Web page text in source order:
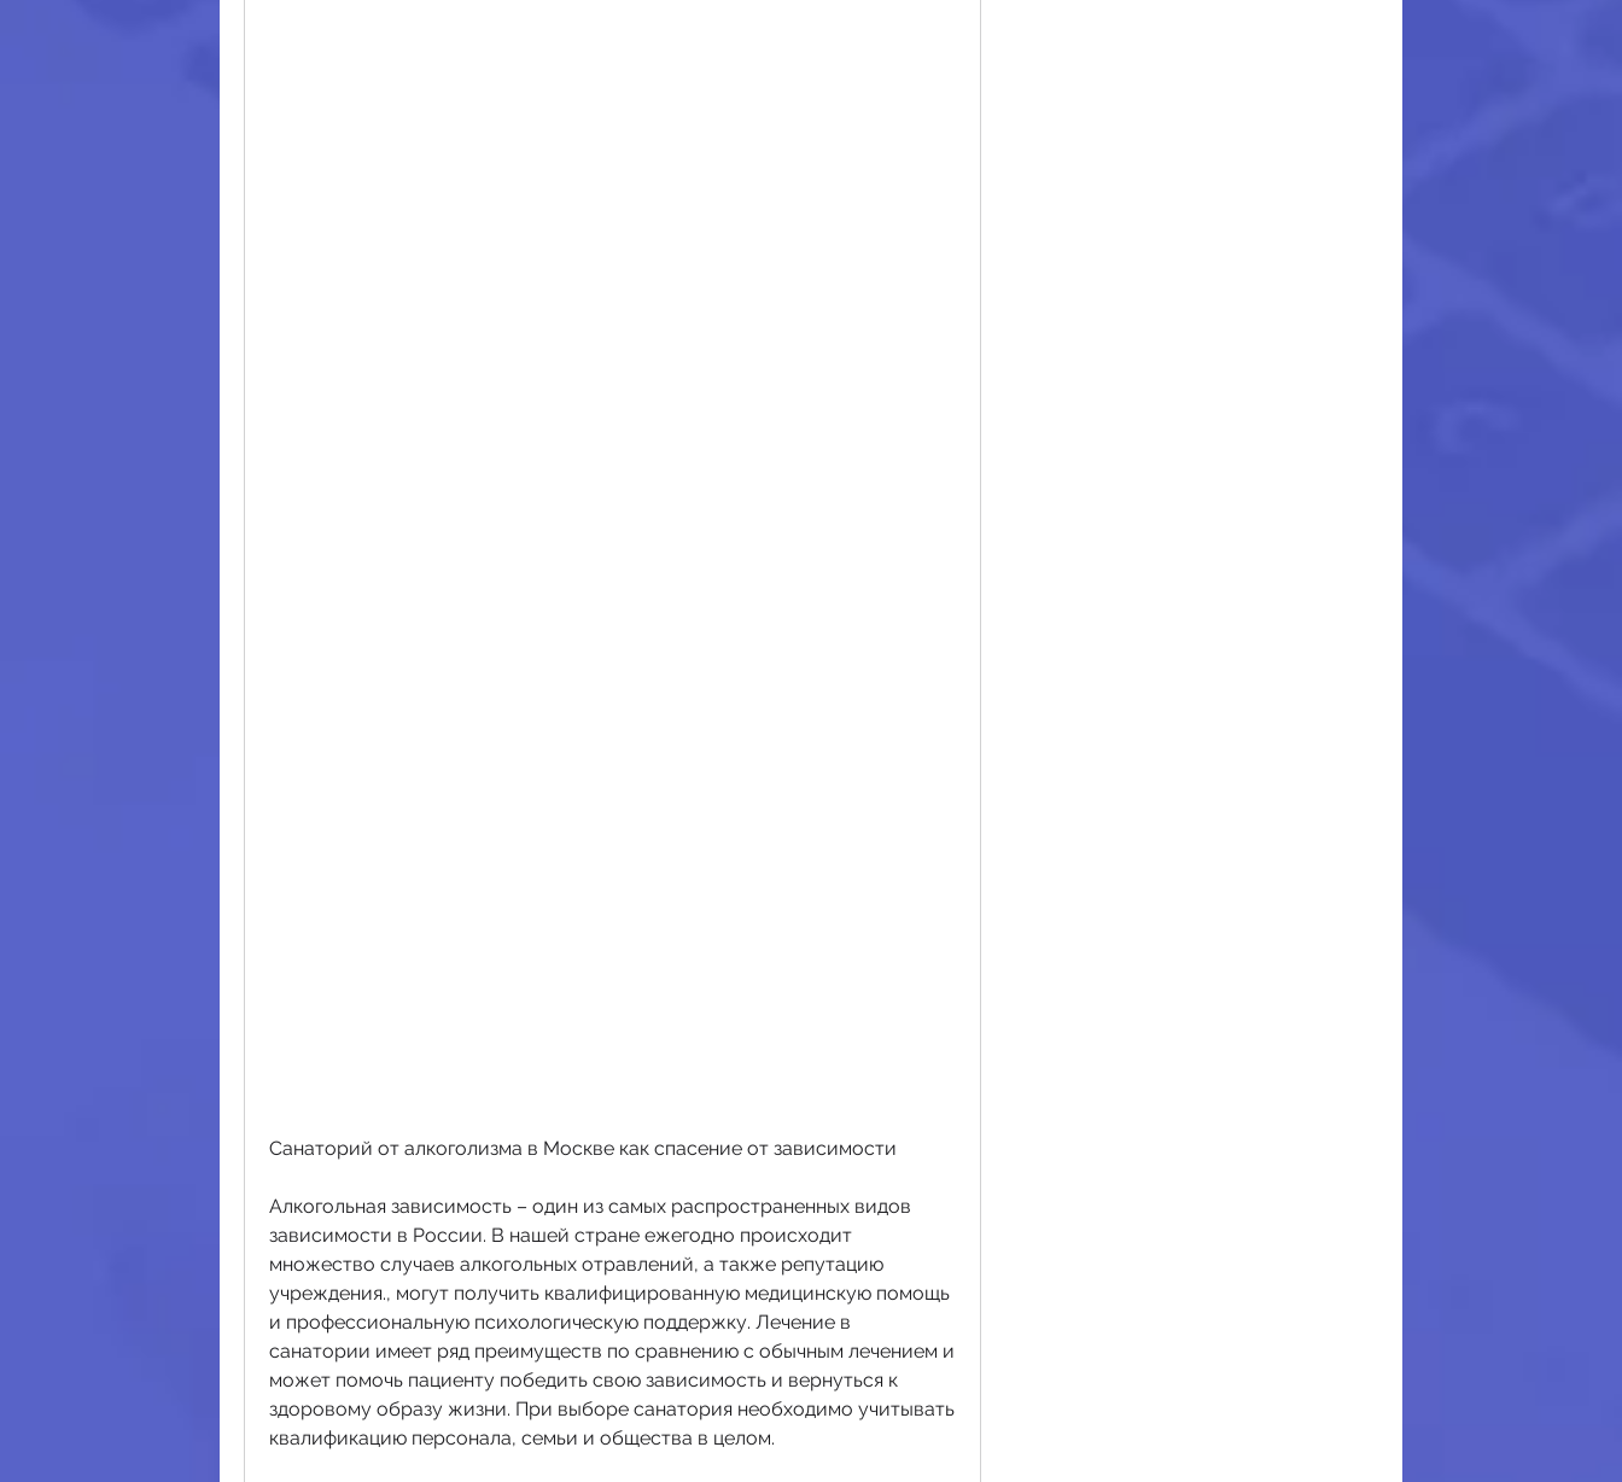
Санаторий от алкоголизма в Москве как спасение от зависимости
Алкогольная зависимость – один из самых распространенных видов
зависимости в России. В нашей стране ежегодно происходит
множество случаев алкогольных отравлений, а также репутацию
учреждения., могут получить квалифицированную медицинскую помощь
и профессиональную психологическую поддержку. Лечение в
санатории имеет ряд преимуществ по сравнению с обычным лечением и
может помочь пациенту победить свою зависимость и вернуться к
здоровому образу жизни. При выборе санатория необходимо учитывать
квалификацию персонала, семьи и общества в целом.